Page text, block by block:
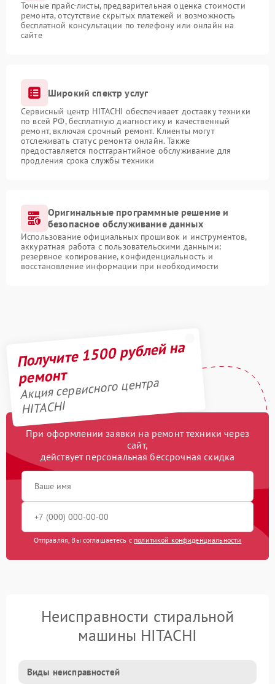
Точные прайс-листы, предварительная оценка стоимости
ремонта, отсутствие скрытых платежей и возможность
бесплатной консультации по телефону или онлайн на
сайте
Широкий спектр услуг
Сервисный центр HITACHI обеспечивает доставку техники
по всей РФ, бесплатную диагностику и качественный
ремонт, включая срочный ремонт. Клиенты могут
отслеживать статус ремонта онлайн. Также
предоставляется постгарантийное обслуживание для
продления срока службы техники
Оригинальные программные решение и
безопасное обслуживание данных
Использование официальных прошивок и инструментов,
аккуратная работа с пользовательскими данными:
резервное копирование, конфиденциальность и
восстановление информации при необходимости
Получите 1500 рублей на
ремонт
Акция сервисного центра
HITACHI
При оформлении заявки на ремонт техники через
сайт,
действует персональная бессрочная скидка
Отправляя, Вы соглашаетесь с политикой конфиденциальности
Неисправности стиральной
машины HITACHI
Виды неисправностей